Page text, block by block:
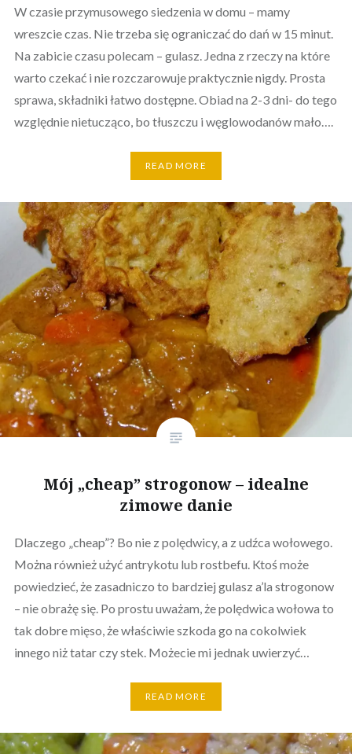
W czasie przymusowego siedzenia w domu – mamy
wreszcie czas. Nie trzeba się ograniczać do dań w 15 minut.
Na zabicie czasu polecam – gulasz. Jedna z rzeczy na które
warto czekać i nie rozczarowuje praktycznie nigdy. Prosta
sprawa, składniki łatwo dostępne. Obiad na 2-3 dni- do tego
względnie nietucząco, bo tłuszczu i węglowodanów mało….
READ MORE
Mój „cheap” strogonow – idealne
zimowe danie
Dlaczego „cheap”? Bo nie z polędwicy, a z udźca wołowego.
Można również użyć antrykotu lub rostbefu. Ktoś może
powiedzieć, że zasadniczo to bardziej gulasz a’la strogonow
– nie obrażę się. Po prostu uważam, że polędwica wołowa to
tak dobre mięso, że właściwie szkoda go na cokolwiek
innego niż tatar czy stek. Możecie mi jednak uwierzyć…
READ MORE